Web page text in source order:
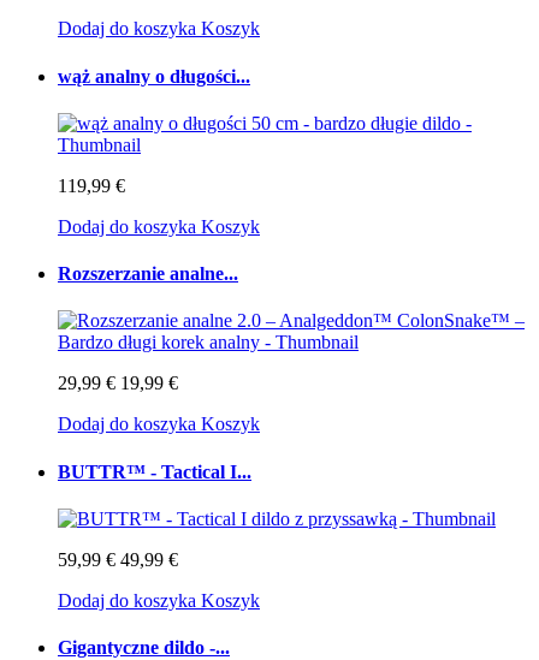
Dodaj do koszyka Koszyk
wąż analny o długości...
119,99 €
Dodaj do koszyka Koszyk
Rozszerzanie analne...
29,99 € 19,99 €
Dodaj do koszyka Koszyk
BUTTR™ - Tactical I...
59,99 € 49,99 €
Dodaj do koszyka Koszyk
Gigantyczne dildo -...